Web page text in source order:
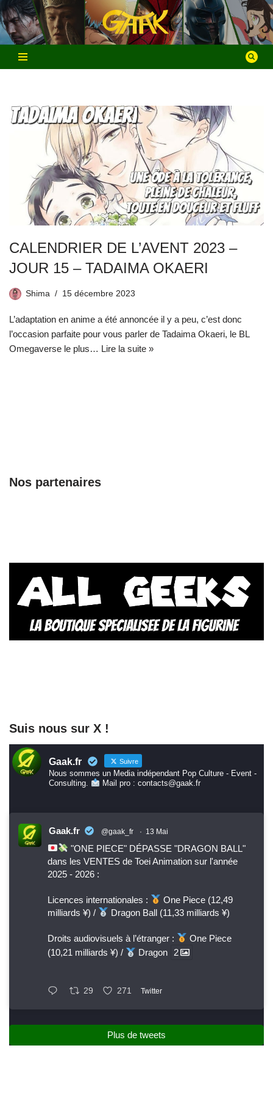
Aller
au
contenu
CALENDRIER DE L’AVENT 2023 –
JOUR 15 – TADAIMA OKAERI
Shima 15 décembre 2023
L’adaptation en anime a été annoncée il y a peu, c’est donc
l’occasion parfaite pour vous parler de Tadaima Okaeri, le BL
Omegaverse le plus… Lire la suite »
Nos partenaires
Suis nous sur X !
Gaak.fr Suivre
Nous sommes un Media indépendant Pop Culture - Event -
Consulting.
Mail pro : contacts@gaak.fr
Gaak.fr @gaak_fr · 13 Mai
"ONE PIECE" DÉPASSE "DRAGON BALL"
dans les VENTES de Toei Animation sur l'année
2025 - 2026 :
Licences internationales :
One Piece (12,49
milliards ¥) /
Dragon Ball (11,33 milliards ¥)
Droits audiovisuels à l’étranger :
One Piece
(10,21 milliards ¥) /
Dragon 2
29 271 Twitter
Plus de tweets